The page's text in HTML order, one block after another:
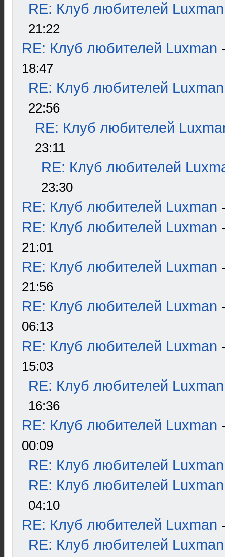
RE: Клуб любителей Luxman
21:22
RE: Клуб любителей Luxman
18:47
RE: Клуб любителей Luxman
22:56
RE: Клуб любителей
23:11
RE: Клуб любителей
23:30
RE: Клуб любителей Luxman
RE: Клуб любителей Luxman
21:01
RE: Клуб любителей Luxman
21:56
RE: Клуб любителей Luxman
06:13
RE: Клуб любителей Luxman
15:03
RE: Клуб любителей Luxman
16:36
RE: Клуб любителей Luxman
00:09
RE: Клуб любителей Luxman
RE: Клуб любителей Luxman
04:10
RE: Клуб любителей Luxman
RE: Клуб любителей Luxman